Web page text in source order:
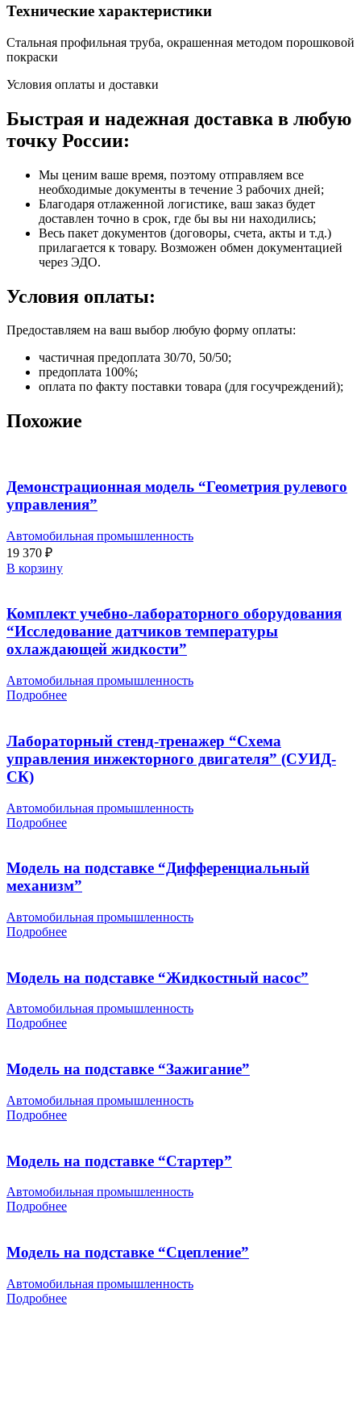
Технические характеристики
Стальная профильная труба, окрашенная методом порошковой
покраски
Условия оплаты и доставки
Быстрая и надежная доставка в любую
точку России:
Мы ценим ваше время, поэтому отправляем все
необходимые документы в течение 3 рабочих дней;
Благодаря отлаженной логистике, ваш заказ будет
доставлен точно в срок, где бы вы ни находились;
Весь пакет документов (договоры, счета, акты и т.д.)
прилагается к товару. Возможен обмен документацией
через ЭДО.
Условия оплаты:
Предоставляем на ваш выбор любую форму оплаты:
частичная предоплата 30/70, 50/50;
предоплата 100%;
оплата по факту поставки товара (для госучреждений);
Похожие
Демонстрационная модель “Геометрия рулевого
управления”
Автомобильная промышленность
19 370 ₽
В корзину
Комплект учебно-лабораторного оборудования
“Исследование датчиков температуры
охлаждающей жидкости”
Автомобильная промышленность
Подробнее
Лабораторный стенд-тренажер “Схема
управления инжекторного двигателя” (СУИД-
СК)
Автомобильная промышленность
Подробнее
Модель на подставке “Дифференциальный
механизм”
Автомобильная промышленность
Подробнее
Модель на подставке “Жидкостный насос”
Автомобильная промышленность
Подробнее
Модель на подставке “Зажигание”
Автомобильная промышленность
Подробнее
Модель на подставке “Стартер”
Автомобильная промышленность
Подробнее
Модель на подставке “Сцепление”
Автомобильная промышленность
Подробнее